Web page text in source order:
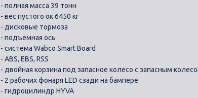
- полная масса 39 тонн
- вес пустого ок.6450 кг
- дисковые тормоза
- подъемная ось
- система Wabco Smart Board
- ABS, EBS, RSS
- двойная корзина под запасное колесо с запасным
- 2 рабочих фонаря LED сзади на бампере
- гидроцилиндр HYVA